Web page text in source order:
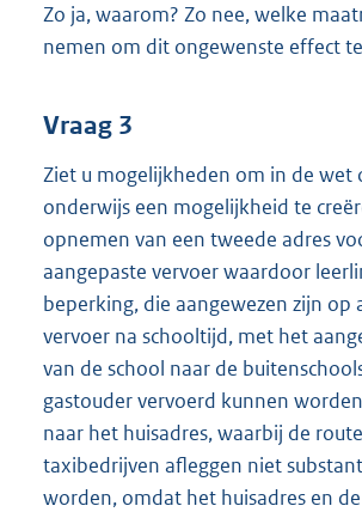
Zo ja, waarom? Zo nee, welke
nemen om dit ongewenste effect
Vraag 3
Ziet u mogelijkheden om in de wet
onderwijs een mogelijkheid te
opnemen van een tweede adres
aangepaste vervoer waardoor
beperking, die aangewezen zijn op
vervoer na schooltijd, met het
van de school naar de
gastouder vervoerd kunnen
naar het huisadres, waarbij de
taxibedrijven afleggen niet
worden, omdat het huisadres en